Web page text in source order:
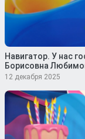
Навигатор. У нас
Борисовна
12 декабря 2025